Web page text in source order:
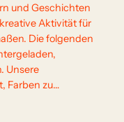
und Geschichten
Aktivität für
Die folgenden
Unsere
Farben zu…